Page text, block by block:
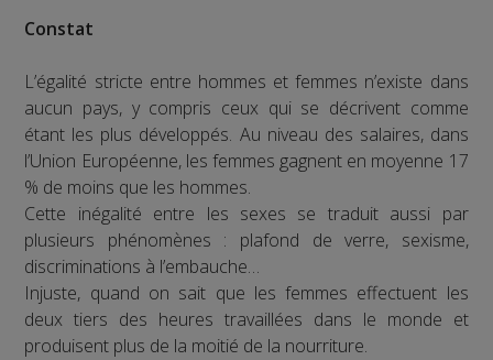
Constat
L’égalité stricte entre hommes et femmes n’existe dans
aucun pays, y compris ceux qui se décrivent comme
étant les plus développés. Au niveau des salaires, dans
l’Union Européenne, les femmes gagnent en moyenne 17
% de moins que les hommes.
Cette inégalité entre les sexes se traduit aussi par
plusieurs phénomènes : plafond de verre, sexisme,
discriminations à l’embauche…
Injuste, quand on sait que les femmes effectuent les
deux tiers des heures travaillées dans le monde et
produisent plus de la moitié de la nourriture.